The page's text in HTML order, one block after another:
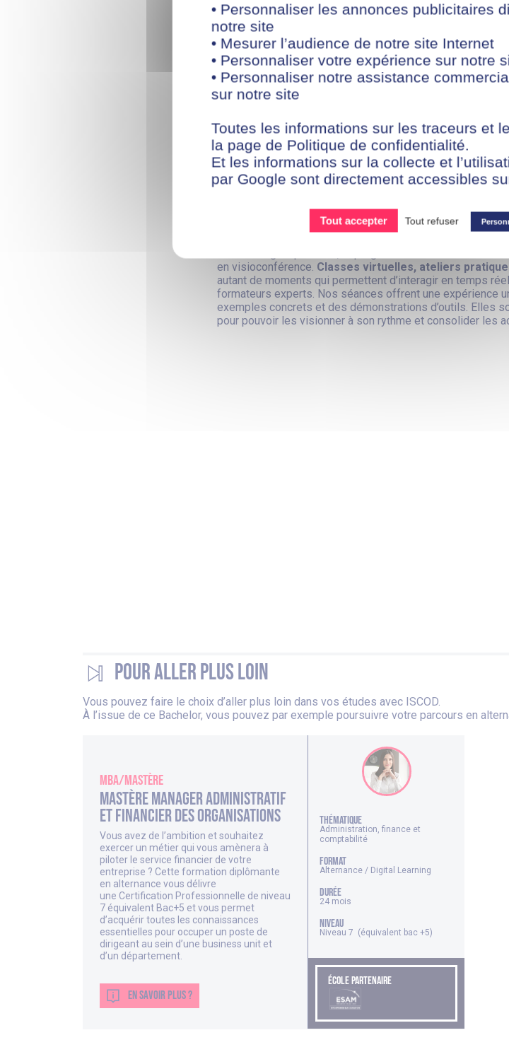
Modalités
Conditions d'admission
Accueil des PSH
Modalités d'évaluation
Un apprentissage interactif grâce aux séances live !
en visioconférence. Classes virtuelles, ateliers
autant de moments qui permettent d’interagir en temps
formateurs experts. Nos séances offrent une expérience
exemples concrets et des démonstrations d’outils. Elles
pour pouvoir les visionner à son rythme et consolider les
Pour aller plus loin
Vous pouvez faire le choix d’aller plus loin dans vos études avec ISCOD.
À l’issue de ce Bachelor, vous pouvez par exemple poursuivre votre parcours en
MBA/Mastère
Mastère Manager Administratif
et Financier des Organisations
Vous avez de l’ambition et souhaitez
exercer un métier qui vous amènera à
piloter le service financier de votre
entreprise ? Cette formation diplômante
en alternance vous délivre
une Certification Professionnelle de niveau
7 équivalent Bac+5 et vous permet
d’acquérir toutes les connaissances
essentielles pour occuper un poste de
dirigeant au sein d’une business unit et
d’un département.
EN SAVOIR PLUS ?
thématique
Administration, finance et
comptabilité
FORMAT
Alternance / Digital Learning
DURÉE
24 mois
NIVEAU
Niveau 7 (équivalent bac +5)
ÉCOLE PARTENAIRE
• Personnaliser les annonces publicitaires
notre site
• Mesurer l’audience de notre site Internet
• Personnaliser votre expérience sur notre
• Personnaliser notre assistance
sur notre site
Toutes les informations sur les traceurs et
la page de Politique de confidentialité.
Et les informations sur la collecte et
par Google sont directement accessibles
Tout accepter Tout refuser